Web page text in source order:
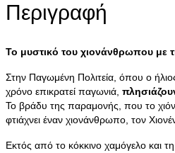
Περιγραφή
Το μυστικό του χιονάνθρωπου με
Στην Παγωμένη Πολιτεία, όπου ο
χρόνο επικρατεί παγωνιά,
Το βράδυ της παραμονής, που το
φτιάχνει έναν χιονάνθρωπο, τον
Εκτός από το κόκκινο χαμόγελο και τη